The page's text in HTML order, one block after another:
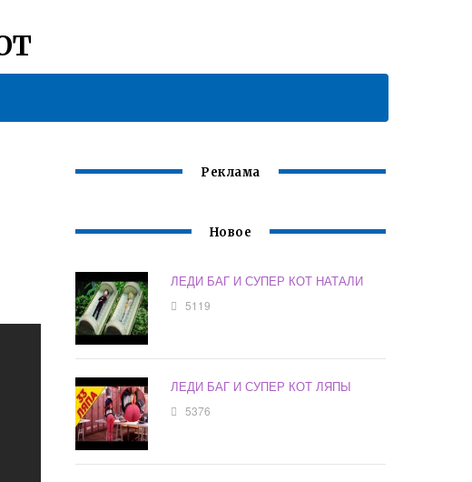
Реклама
Новое
ЛЕДИ БАГ И СУПЕР КОТ НАТАЛИ
5119
ЛЕДИ БАГ И СУПЕР КОТ ЛЯПЫ
5376